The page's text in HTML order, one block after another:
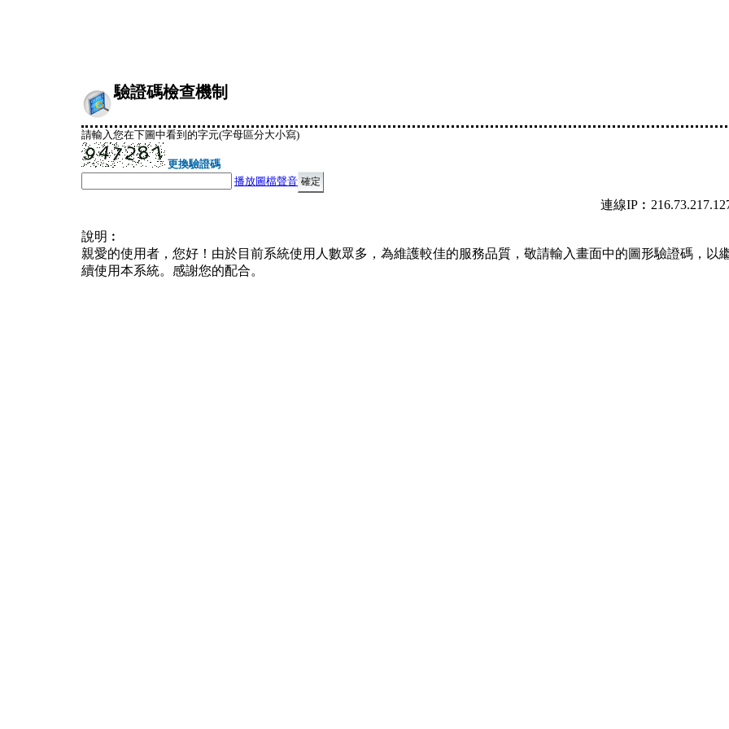
驗證碼檢查機制
請輸入您在下圖中看到的字元(字母區分大小寫)
更換驗證碼
播放圖檔聲音
連線
說明︰
親愛的使用者，您好！由於目前系統使用人數眾多，為維護較佳的服務品質，敬請輸入畫面中的圖形驗證碼，以
續使用本系統。感謝您的配合。